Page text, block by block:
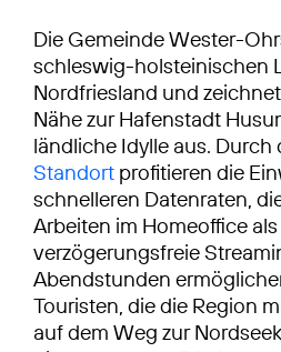
Die Gemeinde Wester-
schleswig-holsteinischen
Nordfriesland und
Nähe zur Hafenstadt
ländliche Idylle aus. Durch
Standort profitieren die
schnelleren Datenraten,
Arbeiten im Homeoffice
verzögerungsfreie
Abendstunden
Touristen, die die Region
auf dem Weg zur